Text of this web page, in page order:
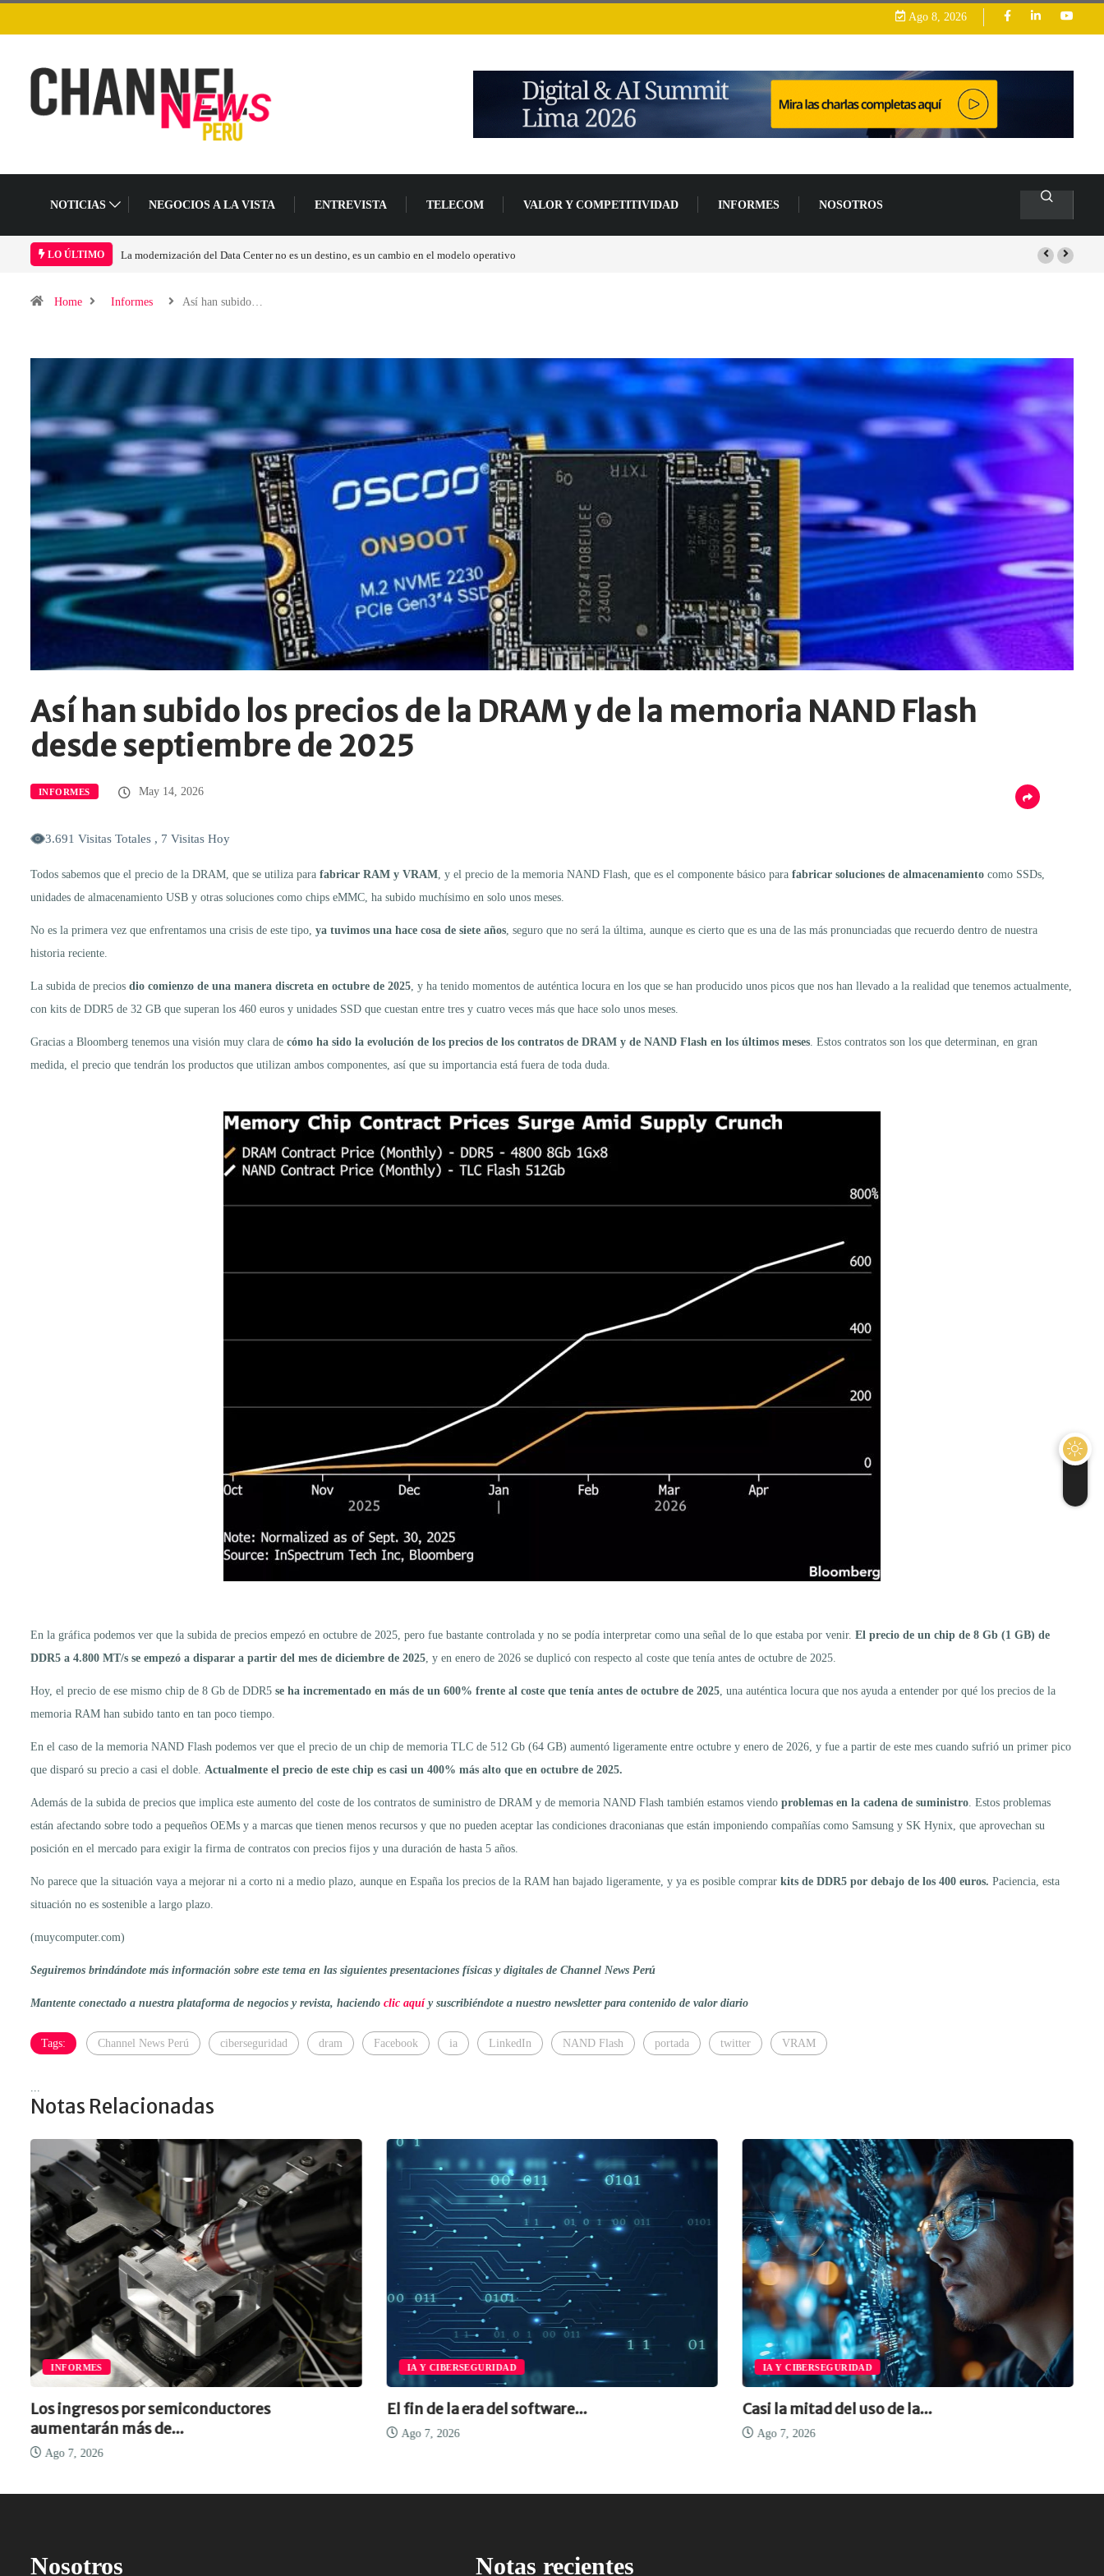
Ago 8, 2026
NOTICIAS NEGOCIOS A LA VISTA ENTREVISTA TELECOM VALOR Y COMPETITIVIDAD INFORMES NOSOTROS
LO ÚLTIMO Los ingresos por semiconductores aumentarán más de un 94 % en 2026
Home Informes Así han subido…
Así han subido los precios de la DRAM y de la memoria NAND Flash
desde septiembre de 2025
INFORMES May 14, 2026
3.691 Visitas Totales , 7 Visitas Hoy
Todos sabemos que el precio de la DRAM, que se utiliza para fabricar RAM y VRAM , y el precio de la memoria NAND Flash, que es el componente básico para fabricar soluciones de almacenamiento como SSDs,
unidades de almacenamiento USB y otras soluciones como chips eMMC, ha subido muchísimo en solo unos meses.
No es la primera vez que enfrentamos una crisis de este tipo, ya tuvimos una hace cosa de siete años , seguro que no será la última, aunque es cierto que es una de las más pronunciadas que recuerdo dentro de nuestra
historia reciente.
La subida de precios dio comienzo de una manera discreta en octubre de 2025 , y ha tenido momentos de auténtica locura en los que se han producido unos picos que nos han llevado a la realidad que tenemos actualmente,
con kits de DDR5 de 32 GB que superan los 460 euros y unidades SSD que cuestan entre tres y cuatro veces más que hace solo unos meses.
Gracias a Bloomberg tenemos una visión muy clara de cómo ha sido la evolución de los precios de los contratos de DRAM y de NAND Flash en los últimos meses . Estos contratos son los que determinan, en gran
medida, el precio que tendrán los productos que utilizan ambos componentes, así que su importancia está fuera de toda duda.
En la gráfica podemos ver que la subida de precios empezó en octubre de 2025, pero fue bastante controlada y no se podía interpretar como una señal de lo que estaba por venir. El precio de un chip de 8 Gb (1 GB) de
DDR5 a 4.800 MT/s se empezó a disparar a partir del mes de diciembre de 2025 , y en enero de 2026 se duplicó con respecto al coste que tenía antes de octubre de 2025.
Hoy, el precio de ese mismo chip de 8 Gb de DDR5 se ha incrementado en más de un 600% frente al coste que tenía antes de octubre de 2025 , una auténtica locura que nos ayuda a entender por qué los precios de la
memoria RAM han subido tanto en tan poco tiempo.
En el caso de la memoria NAND Flash podemos ver que el precio de un chip de memoria TLC de 512 Gb (64 GB) aumentó ligeramente entre octubre y enero de 2026, y fue a partir de este mes cuando sufrió un primer pico
que disparó su precio a casi el doble. Actualmente el precio de este chip es casi un 400% más alto que en octubre de 2025.
Además de la subida de precios que implica este aumento del coste de los contratos de suministro de DRAM y de memoria NAND Flash también estamos viendo problemas en la cadena de suministro . Estos problemas
están afectando sobre todo a pequeños OEMs y a marcas que tienen menos recursos y que no pueden aceptar las condiciones draconianas que están imponiendo compañías como Samsung y SK Hynix, que aprovechan su
posición en el mercado para exigir la firma de contratos con precios fijos y una duración de hasta 5 años.
No parece que la situación vaya a mejorar ni a corto ni a medio plazo, aunque en España los precios de la RAM han bajado ligeramente, y ya es posible comprar kits de DDR5 por debajo de los 400 euros. Paciencia, esta
situación no es sostenible a largo plazo.
(muycomputer.com)
Seguiremos brindándote más información sobre este tema en las siguientes presentaciones físicas y digitales de Channel News Perú
Mantente conectado a nuestra plataforma de negocios y revista, haciendo clic aquíy suscribiéndote a nuestro newsletter para contenido de valor diario
Tags: Channel News Perú ciberseguridad dram Facebook ia LinkedIn NAND Flash portada twitter VRAM
Notas Relacionadas
INFORMES
Los ingresos por semiconductores
aumentarán más de...
Ago 7, 2026
IA Y CIBERSEGURIDAD
El fin de la era del software...
Ago 7, 2026
IA Y CIBERSEGURIDAD
Casi la mitad del uso de la...
Ago 7, 2026
Nosotros Notas recientes